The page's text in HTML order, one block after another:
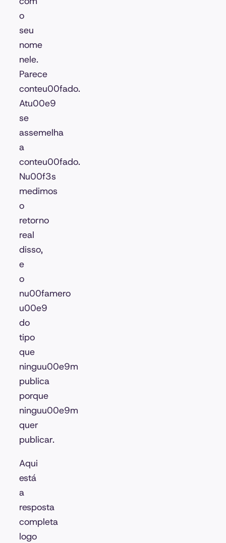
o
seu
nome
nele.
Parece
conteu00fado.
Atu00e9
se
assemelha
a
conteu00fado.
Nu00f3s
medimos
o
retorno
real
disso,
e
o
nu00famero
u00e9
do
tipo
que
ninguu00e9m
publica
porque
ninguu00e9m
quer
publicar.
Aqui
está
a
resposta
completa
logo